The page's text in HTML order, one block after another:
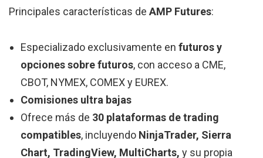
Principales características de AMP Futures:
Especializado exclusivamente en futuros y
opciones sobre futuros, con acceso a CME,
CBOT, NYMEX, COMEX y EUREX.
Comisiones ultra bajas
Ofrece más de 30 plataformas de trading
compatibles, incluyendo NinjaTrader, Sierra
Chart, TradingView, MultiCharts, y su propia